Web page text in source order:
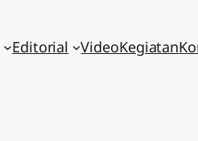
Editorial VideoKegiatan